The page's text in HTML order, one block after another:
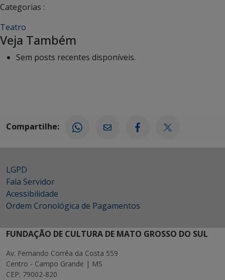
Categorias :
Teatro
Veja Também
Sem posts recentes disponíveis.
Compartilhe:
LGPD
Fala Servidor
Acessibilidade
Ordem Cronológica de Pagamentos
FUNDAÇÃO DE CULTURA DE MATO GROSSO DO SUL
Av. Fernando Corrêa da Costa 559
Centro - Campo Grande | MS
CEP: 79002-820